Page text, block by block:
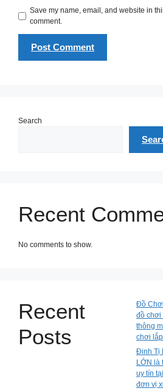
Save my name, email, and website in
comment.
Search
Recent
No comments to show.
Recent
Posts
Đồ
đồ chơi
thông
chơi
Đinh Tị
LỚN là
uy tín
đơn vị